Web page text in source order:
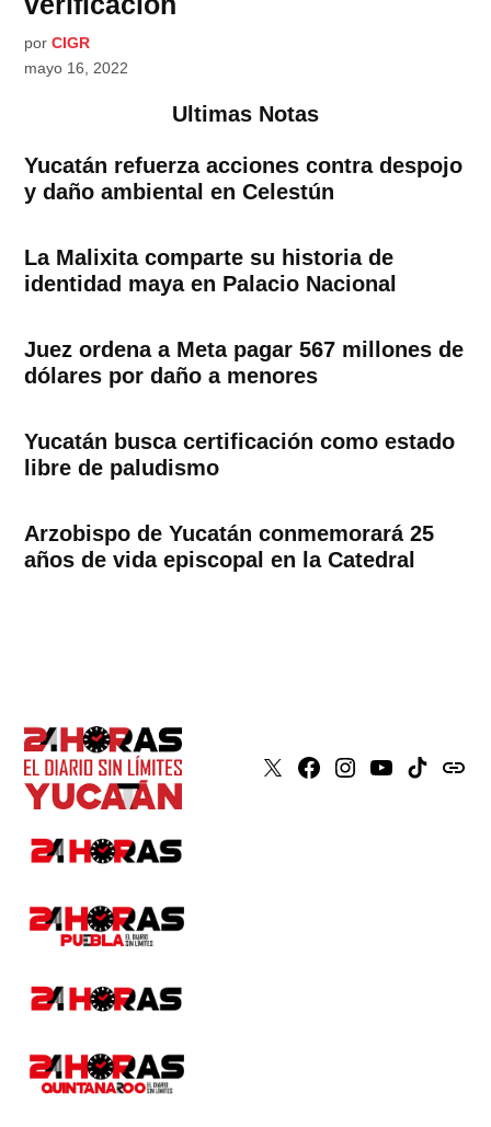
por CIGR
mayo 16, 2022
Ultimas Notas
Yucatán refuerza acciones contra despojo
y daño ambiental en Celestún
La Malixita comparte su historia de
identidad maya en Palacio Nacional
Juez ordena a Meta pagar 567 millones de
dólares por daño a menores
Yucatán busca certificación como estado
libre de paludismo
Arzobispo de Yucatán conmemorará 25
años de vida episcopal en la Catedral
X Faceboook
Instagram
YoutubeTiktokissuu